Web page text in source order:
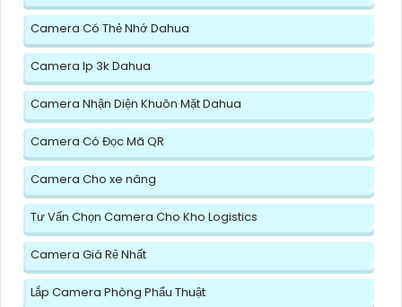
Camera Có Thẻ Nhớ Dahua
Camera Ip 3k Dahua
Camera Nhận Diện Khuôn Mặt Dahua
Camera Có Đọc Mã QR
Camera Cho xe nâng
Tư Vấn Chọn Camera Cho Kho Logistics
Camera Giá Rẻ Nhất
Lắp Camera Phòng Phẩu Thuật